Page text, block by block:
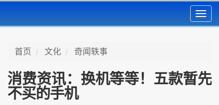
首页 文化 奇闻轶事
消费资讯：换机等等！五款暂先
不买的手机